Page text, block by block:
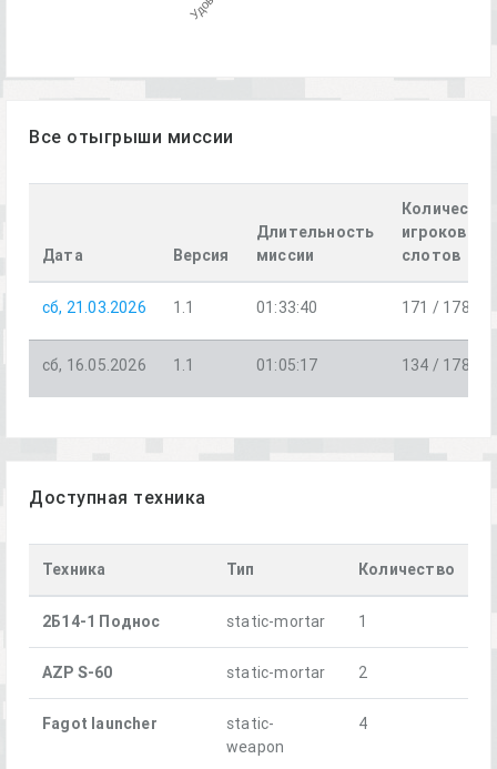
Все отыгрыши миссии
Дата Версия
Длительность
миссии
Количество
игроков /
слотов
сб, 21.03.2026 1.1 01:33:40 171 / 178
сб, 16.05.2026 1.1 01:05:17 134 / 178
Доступная техника
Техника Тип Количество
2Б14-1 Поднос static-mortar 1
AZP S-60 static-mortar 2
Fagot launcher
static-
weapon
4